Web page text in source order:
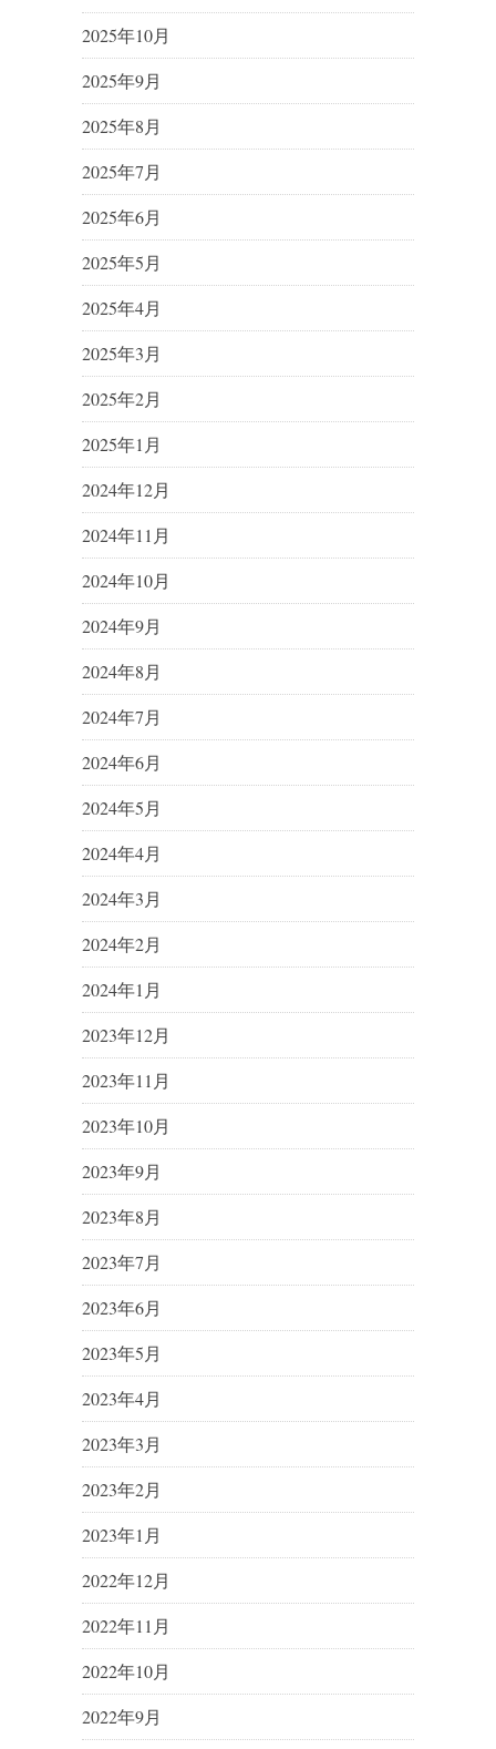
2025年10月
2025年9月
2025年8月
2025年7月
2025年6月
2025年5月
2025年4月
2025年3月
2025年2月
2025年1月
2024年12月
2024年11月
2024年10月
2024年9月
2024年8月
2024年7月
2024年6月
2024年5月
2024年4月
2024年3月
2024年2月
2024年1月
2023年12月
2023年11月
2023年10月
2023年9月
2023年8月
2023年7月
2023年6月
2023年5月
2023年4月
2023年3月
2023年2月
2023年1月
2022年12月
2022年11月
2022年10月
2022年9月